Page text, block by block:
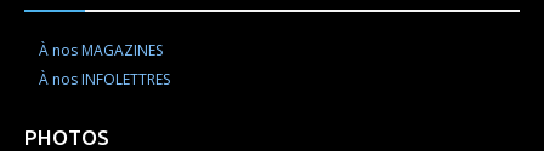
À nos MAGAZINES
À nos INFOLETTRES
PHOTOS